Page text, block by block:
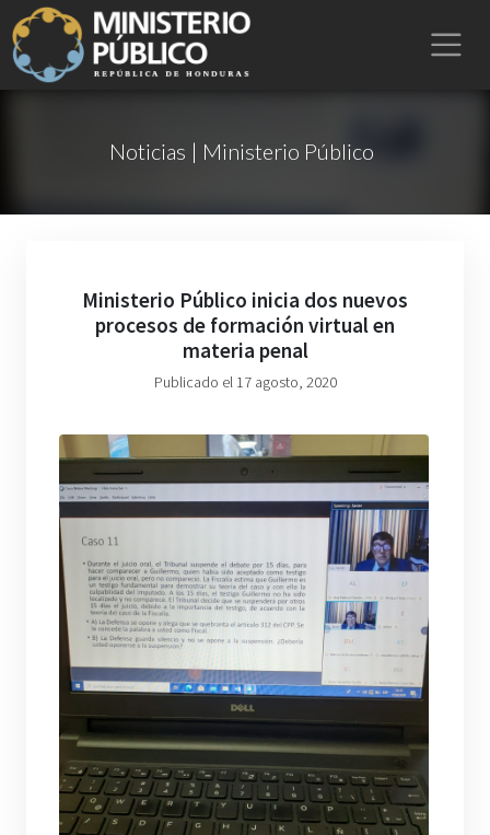
Noticias | Ministerio Público
Ministerio Público inicia dos nuevos
procesos de formación virtual en
materia penal
Publicado el 17 agosto, 2020